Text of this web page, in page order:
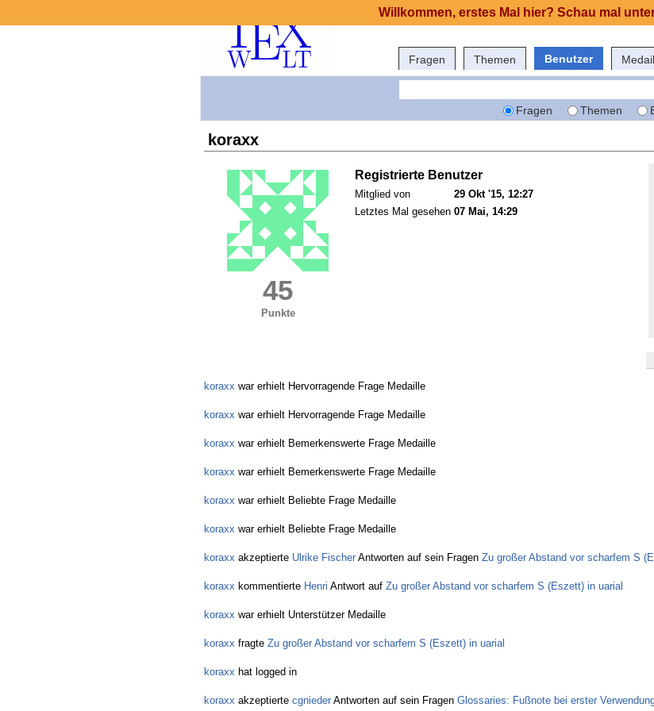
Fragen Themen Benutzer
Fragen Themen
koraxx
45
Punkte
Registrierte Benutzer
Mitglied von
29 Okt '15, 12:27
Letztes Mal gesehen 07 Mai, 14:29
koraxx war erhielt Hervorragende Frage Medaille
koraxx war erhielt Hervorragende Frage Medaille
koraxx war erhielt Bemerkenswerte Frage Medaille
koraxx war erhielt Bemerkenswerte Frage Medaille
koraxx war erhielt Beliebte Frage Medaille
koraxx war erhielt Beliebte Frage Medaille
koraxx akzeptierte Ulrike Fischer Antworten auf sein Fragen Zu großer Abstand vor scharfem S
koraxx kommentierte Henri Antwort auf Zu großer Abstand vor scharfem S (Eszett) in uarial
koraxx war erhielt Unterstützer Medaille
koraxx fragte Zu großer Abstand vor scharfem S (Eszett) in uarial
koraxx hat logged in
koraxx akzeptierte cgnieder Antworten auf sein Fragen Glossaries: Fußnote bei erster
Willkommen, erstes Mal hier? Schau mal